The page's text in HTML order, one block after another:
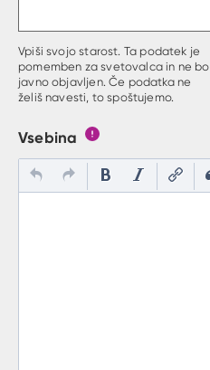
Vpiši svojo starost. Ta podatek je
pomemben za svetovalca in ne bo
javno objavljen. Če podatka ne
želiš navesti, to spoštujemo.
Vsebina